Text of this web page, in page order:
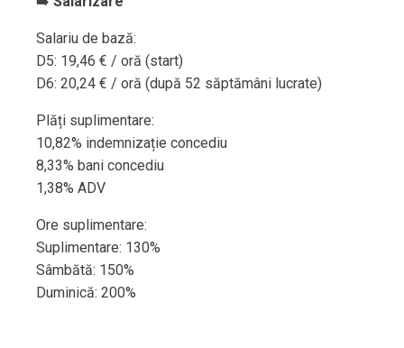
Salariu de bază:
D5: 19,46 € / oră (start)
D6: 20,24 € / oră (după 52 săptămâni lucrate)
Plăți suplimentare:
10,82% indemnizație concediu
8,33% bani concediu
1,38% ADV
Ore suplimentare:
Suplimentare: 130%
Sâmbătă: 150%
Duminică: 200%